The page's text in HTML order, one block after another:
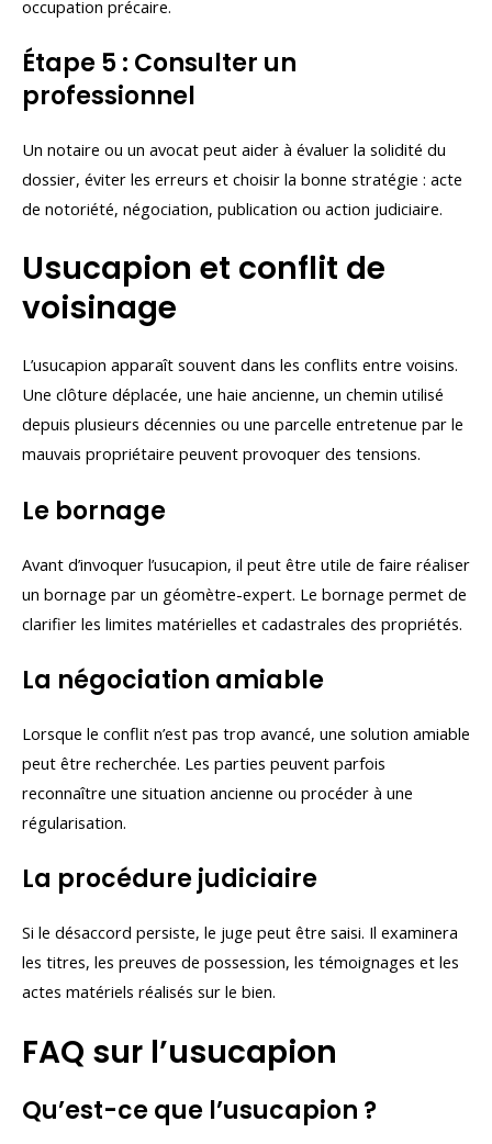
occupation précaire.
Étape 5 : Consulter un
professionnel
Un notaire ou un avocat peut aider à évaluer la solidité du
dossier, éviter les erreurs et choisir la bonne stratégie : acte
de notoriété, négociation, publication ou action judiciaire.
Usucapion et conflit de
voisinage
L’usucapion apparaît souvent dans les conflits entre voisins.
Une clôture déplacée, une haie ancienne, un chemin utilisé
depuis plusieurs décennies ou une parcelle entretenue par le
mauvais propriétaire peuvent provoquer des tensions.
Le bornage
Avant d’invoquer l’usucapion, il peut être utile de faire réaliser
un bornage par un géomètre-expert. Le bornage permet de
clarifier les limites matérielles et cadastrales des propriétés.
La négociation amiable
Lorsque le conflit n’est pas trop avancé, une solution amiable
peut être recherchée. Les parties peuvent parfois
reconnaître une situation ancienne ou procéder à une
régularisation.
La procédure judiciaire
Si le désaccord persiste, le juge peut être saisi. Il examinera
les titres, les preuves de possession, les témoignages et les
actes matériels réalisés sur le bien.
FAQ sur l’usucapion
Qu’est-ce que l’usucapion ?